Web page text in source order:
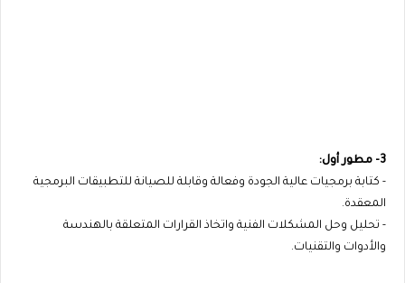
3- مطور أول:
- كتابة برمجيات عالية الجودة وفعالة وقابلة للصيانة للتطبيقات البرمجية
المعقدة.
- تحليل وحل المشكلات الفنية واتخاذ القرارات المتعلقة بالهندسة
والأدوات والتقنيات.